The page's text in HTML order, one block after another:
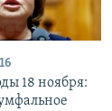
18 ноября: